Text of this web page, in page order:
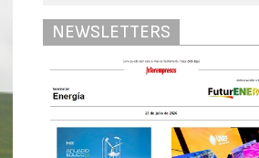
NEWSLETTERS